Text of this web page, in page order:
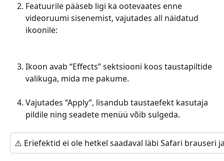
Featuurile pääseb ligi ka ootevaates enne
videoruumi sisenemist, vajutades all näidatud
ikoonile:
Ikoon avab “Effects” sektsiooni koos taustapiltide
valikuga, mida me pakume.
Vajutades “Apply”, lisandub taustaefekt kasutaja
pildile ning seadete menüü võib sulgeda.
⚠️ Eriefektid ei ole hetkel saadaval läbi Safari brauseri